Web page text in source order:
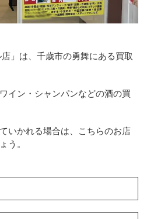
」は、千歳市の勇舞にある買取
イン・シャンパンなどの酒の買
いかれる場合は、こちらのお店
う。